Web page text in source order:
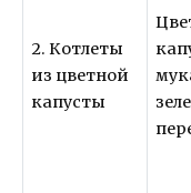
2. Котлеты
из цветной
капусты